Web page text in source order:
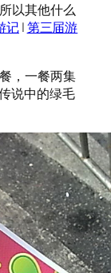
以其他什么
记|第三届游
，一餐两集
说中的绿毛